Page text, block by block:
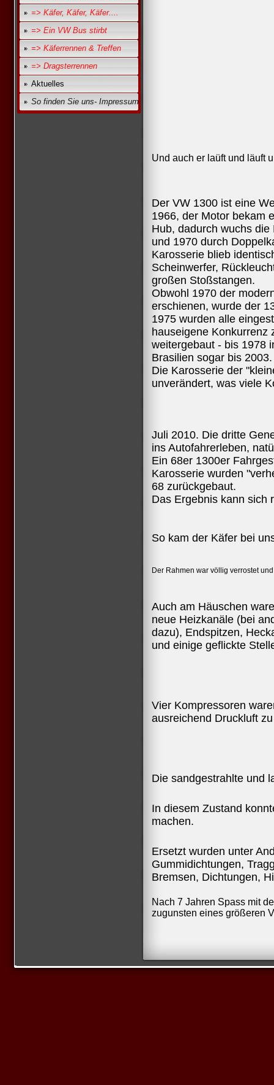
=> Käfer, Käfer, Käfer....
=> Ein VW Bus stirbt
=> Käferrennen & Treffen
=> Dragsterrennen
Aktuelles
So finden Sie uns- Impressum
Und auch er laüft und läuft
Der VW 1300 ist eine
1966, der Motor bekam
Hub, dadurch wuchs
und 1970 durch
Karosserie blieb
Scheinwerfer,
großen Stoßstangen.
Obwohl 1970 der
erschienen, wurde der
1975 wurden alle
hauseigene Konkurrenz
weitergebaut - bis 1978
Brasilien sogar bis 2003.
Die Karosserie der
unverändert, was viele
Juli 2010. Die dritte
ins Autofahrerleben,
Ein 68er 1300er
Karosserie wurden
68 zurückgebaut.
Das Ergebnis kann sich
So kam der Käfer bei
Der Rahmen war völlig verrostet
Auch am Häuschen
neue Heizkanäle (bei
dazu), Endspitzen,
und einige geflickte
Vier Kompressoren
ausreichend Druckluft
Die sandgestrahlte und
In diesem Zustand
machen.
Ersetzt wurden unter
Gummidichtungen,
Bremsen, Dichtungen,
Nach 7 Jahren Spass mit
zugunsten eines größeren